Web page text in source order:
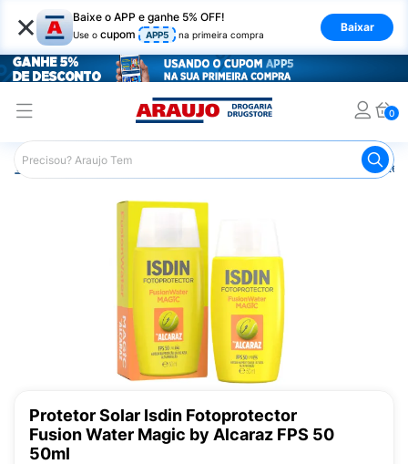
× Baixe o APP e ganhe 5% OFF!
Use o cupom APP5 na primeira compra
Baixar
0
Araujo Dermocosméticos
Protetor Solar Isdin Fotoprotector
Fusion Water Magic by Alcaraz FPS 50
50ml